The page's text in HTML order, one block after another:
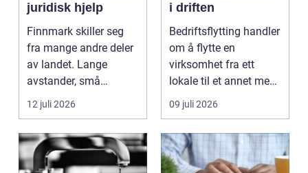
juridisk hjelp
Finnmark skiller seg
fra mange andre deler
av landet. Lange
avstander, små
lokalsamfunn, sterk
tilkn...
12 juli 2026
i driften
Bedriftsflytting handler
om å flytte en
virksomhet fra ett
lokale til et annet med
minst mulig...
09 juli 2026